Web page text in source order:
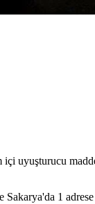
uyuşturucu
1